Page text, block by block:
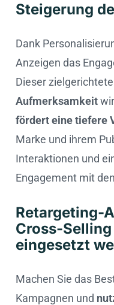
Steigerung
Dank
Anzeigen das
Dieser
Aufmerksamkeit
fördert eine tiefere
Marke und ihrem
Interaktionen und
Engagement mit
Retargeting-
Cross-
eingesetzt
Machen Sie das
Kampagnen und